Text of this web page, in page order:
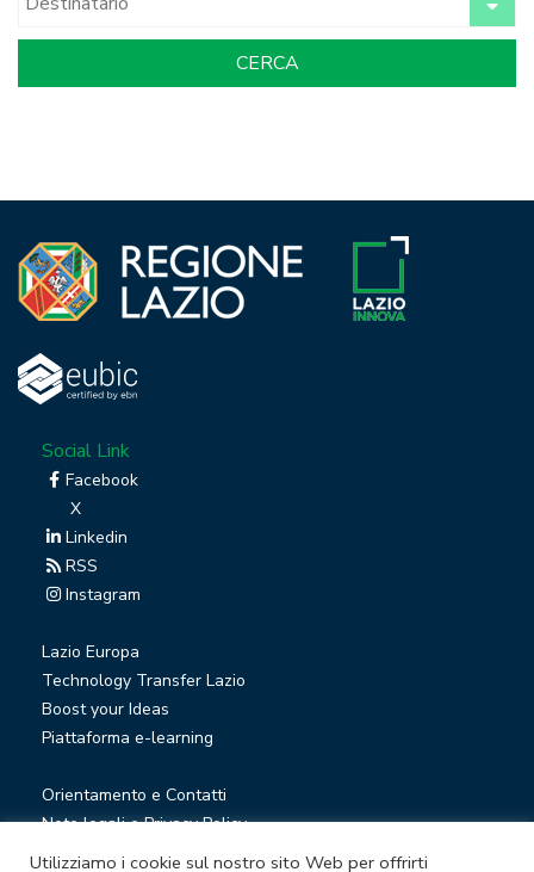
Social Link
Facebook
X
Linkedin
RSS
Instagram
Lazio Europa
Technology Transfer Lazio
Boost your Ideas
Piattaforma e-learning
Orientamento e Contatti
Note legali e Privacy Policy
Privacy Newsletter
Utilizziamo i cookie sul nostro sito Web per offrirti